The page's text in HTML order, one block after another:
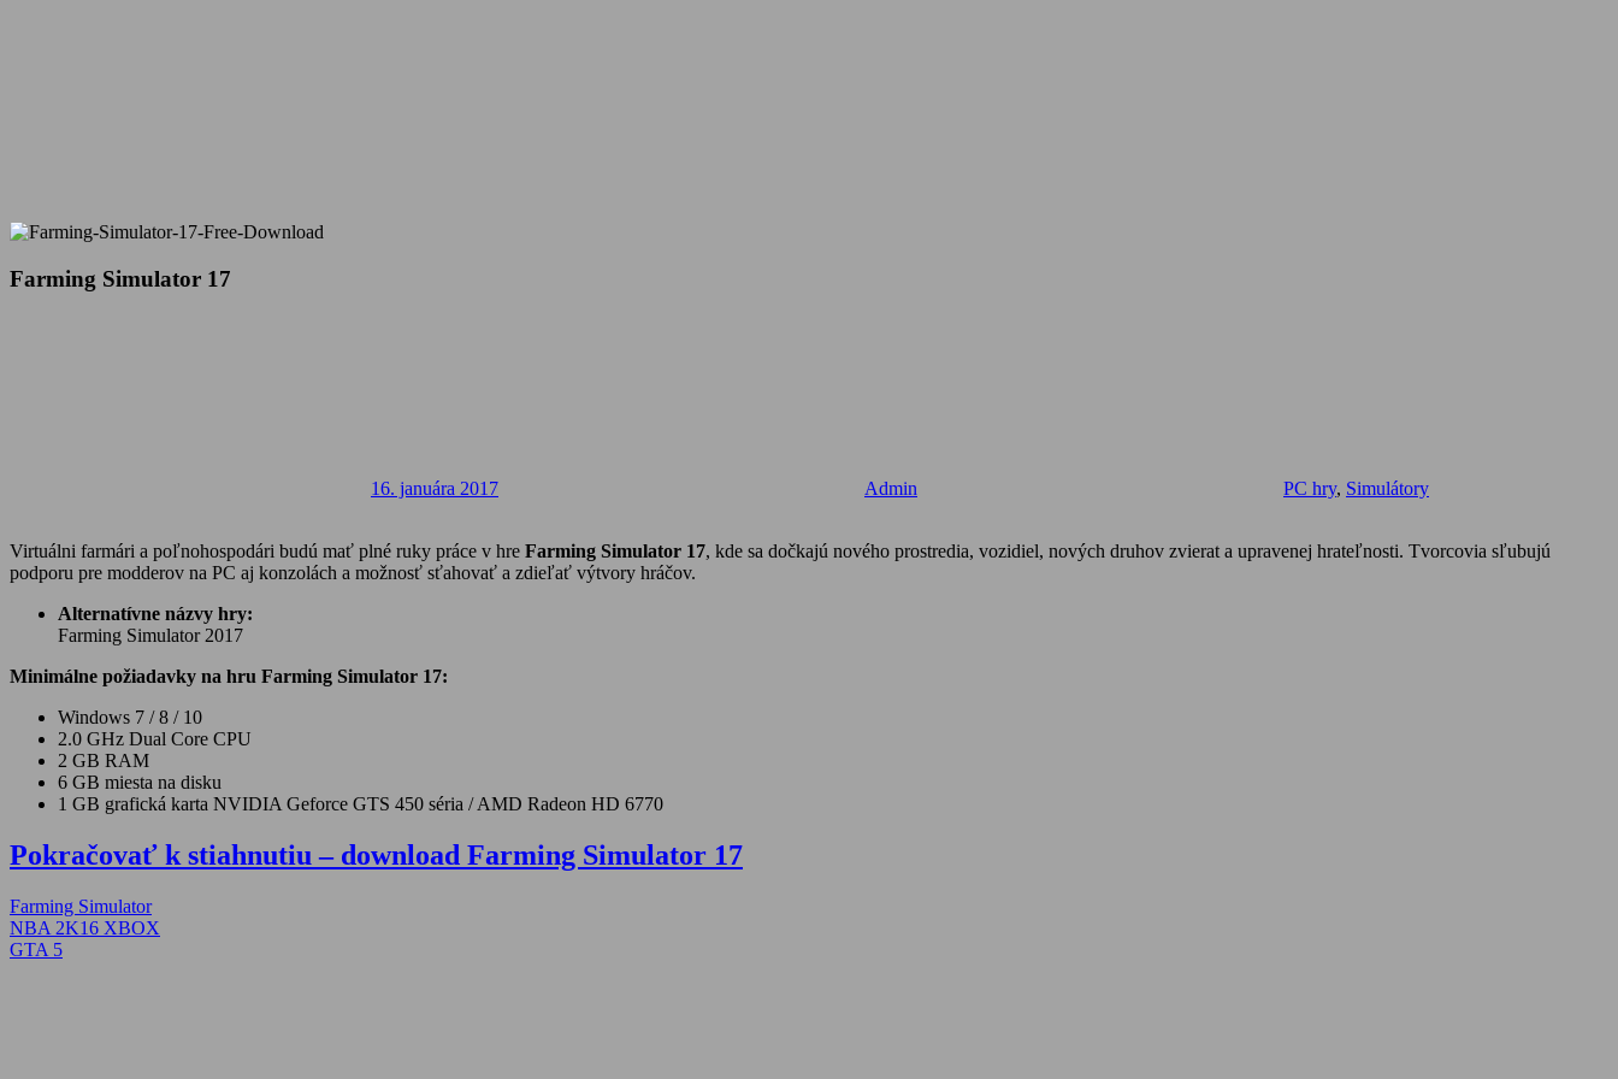
Farming Simulator 17
16. januára 2017 Admin PC hry, Simulátory
Virtuálni farmári a poľnohospodári budú mať plné ruky práce v hre Farming Simulator 17, kde sa dočkajú nového prostredia, vozidiel, nových druhov zvierat a upravenej hrateľnosti. Tvorcovia sľubujú
podporu pre modderov na PC aj konzolách a možnosť sťahovať a zdieľať výtvory hráčov.
Alternatívne názvy hry:
Farming Simulator 2017
Minimálne požiadavky na hru Farming Simulator 17:
Windows 7 / 8 / 10
2.0 GHz Dual Core CPU
2 GB RAM
6 GB miesta na disku
1 GB grafická karta NVIDIA Geforce GTS 450 séria / AMD Radeon HD 6770
Pokračovať k stiahnutiu – download Farming Simulator 17
Farming Simulator
Navigácia
v
Previous
Post:
NBA 2K16 XBOX
Next
GTA 5